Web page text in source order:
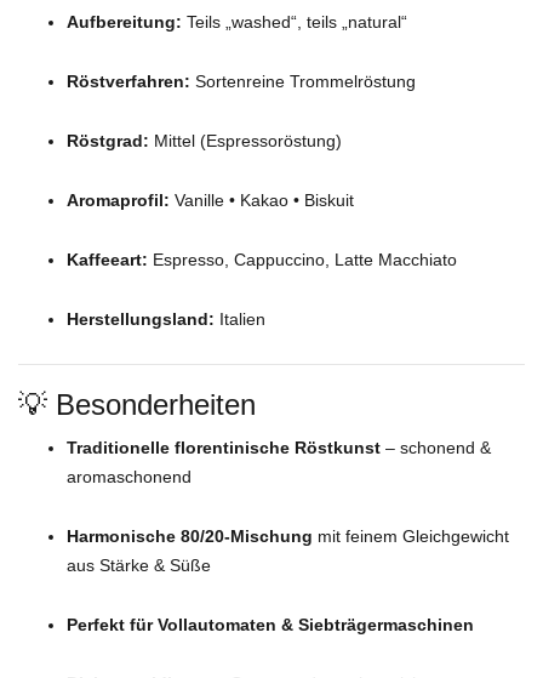
Aufbereitung: Teils „washed“, teils „natural“
Röstverfahren: Sortenreine Trommelröstung
Röstgrad: Mittel (Espressoröstung)
Aromaprofil: Vanille • Kakao • Biskuit
Kaffeeart: Espresso, Cappuccino, Latte Macchiato
Herstellungsland: Italien
💡 Besonderheiten
Traditionelle florentinische Röstkunst – schonend &
aromaschonend
Harmonische 80/20-Mischung mit feinem Gleichgewicht
aus Stärke & Süße
Perfekt für Vollautomaten & Siebträgermaschinen